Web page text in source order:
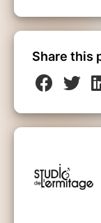
Share this